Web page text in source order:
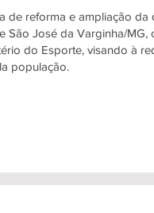
de reforma e ampliação da
São José da Varginha/
do Esporte, visando à
população.